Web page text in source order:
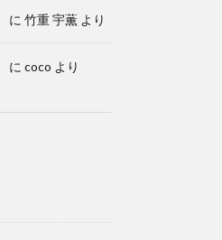
に 竹重 宇薫 より
に coco より